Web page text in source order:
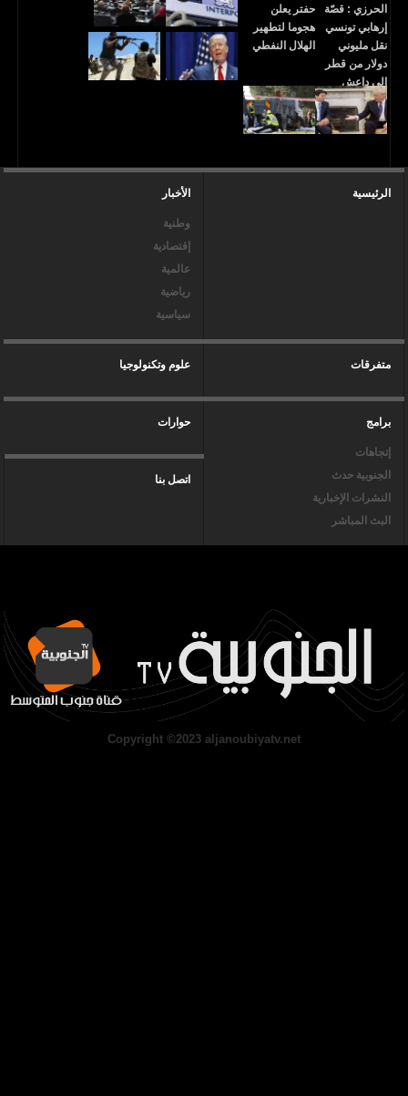
الرئيسية الأخبار
وطنية
إقتصادية
عالمية
رياضية
سياسية
متفرقات علوم وتكنولوجيا
برامج
إتجاهات
الجنوبية حدث
النشرات الإخبارية
البث المباشر
حوارات
اتصل بنا
Copyright ©2023 aljanoubiyatv.net